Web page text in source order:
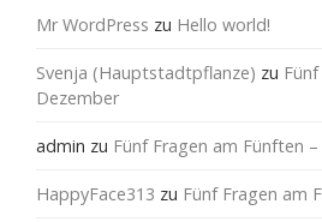
Mr WordPress zu Hello world!
Svenja (Hauptstadtpflanze) zu
Dezember
admin zu Fünf Fragen am Fünften –
HappyFace313 zu Fünf Fragen am